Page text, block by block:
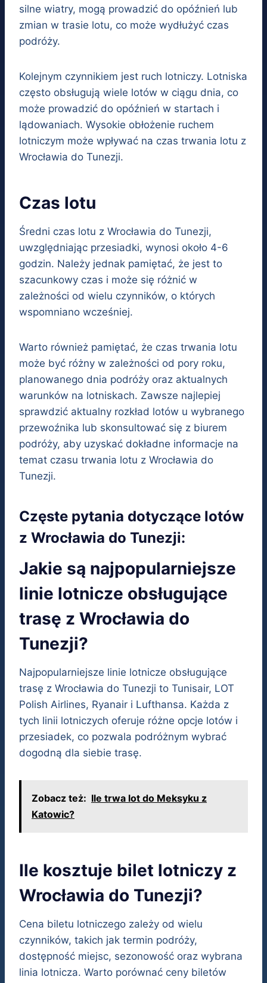
silne wiatry, mogą prowadzić do opóźnień lub
zmian w trasie lotu, co może wydłużyć czas
podróży.
Kolejnym czynnikiem jest ruch lotniczy. Lotniska
często obsługują wiele lotów w ciągu dnia, co
może prowadzić do opóźnień w startach i
lądowaniach. Wysokie obłożenie ruchem
lotniczym może wpływać na czas trwania lotu z
Wrocławia do Tunezji.
Czas lotu
Średni czas lotu z Wrocławia do Tunezji,
uwzględniając przesiadki, wynosi około 4-6
godzin. Należy jednak pamiętać, że jest to
szacunkowy czas i może się różnić w
zależności od wielu czynników, o których
wspomniano wcześniej.
Warto również pamiętać, że czas trwania lotu
może być różny w zależności od pory roku,
planowanego dnia podróży oraz aktualnych
warunków na lotniskach. Zawsze najlepiej
sprawdzić aktualny rozkład lotów u wybranego
przewoźnika lub skonsultować się z biurem
podróży, aby uzyskać dokładne informacje na
temat czasu trwania lotu z Wrocławia do
Tunezji.
Częste pytania dotyczące lotów
z Wrocławia do Tunezji:
Jakie są najpopularniejsze
linie lotnicze obsługujące
trasę z Wrocławia do
Tunezji?
Najpopularniejsze linie lotnicze obsługujące
trasę z Wrocławia do Tunezji to Tunisair, LOT
Polish Airlines, Ryanair i Lufthansa. Każda z
tych linii lotniczych oferuje różne opcje lotów i
przesiadek, co pozwala podróżnym wybrać
dogodną dla siebie trasę.
Zobacz też: Ile trwa lot do Meksyku z
Katowic?
Ile kosztuje bilet lotniczy z
Wrocławia do Tunezji?
Cena biletu lotniczego zależy od wielu
czynników, takich jak termin podróży,
dostępność miejsc, sezonowość oraz wybrana
linia lotnicza. Warto porównać ceny biletów